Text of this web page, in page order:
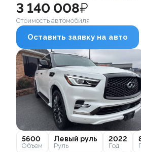
3 140 008₽
Стоимость автомобиля
Оставить заявку на авто
5600
Объем
Левый руль
Руль
2022
Год